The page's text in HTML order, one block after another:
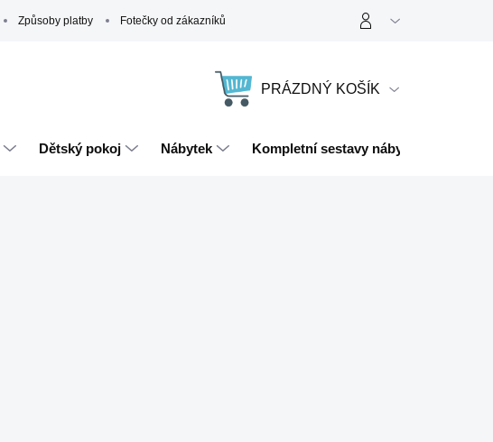
Způsoby platby Fotečky od zákazníků
NÁKUPNÍ
PRÁZDNÝ KOŠÍK
Dětský pokoj Nábytek Kompletní sestavy nábytku